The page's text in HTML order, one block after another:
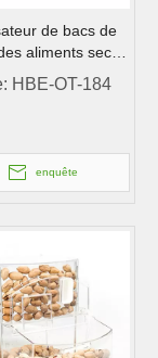
de bacs de
aliments secs
vrac
HBE-OT-184
enquête